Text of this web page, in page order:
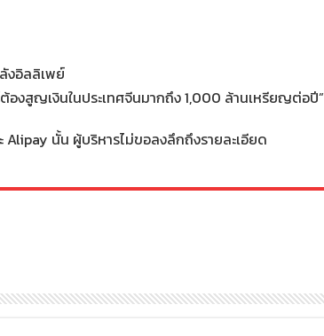
งอิลลิเพย์
องสูญเงินในประเทศจีนมากถึง 1,000 ล้านเหรียญต่อปี”
นั้น ผู้บริหารไม่ขอลงลึกถึงรายละเอียด